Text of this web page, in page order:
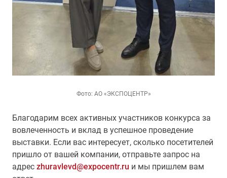
Фото: АО «ЭКСПОЦЕНТР»
Благодарим всех активных участников конкурса за
вовлеченность и вклад в успешное проведение
выставки. Если вас интересует, сколько посетителей
пришло от вашей компании, отправьте запрос на
адрес zhuravlevd@expocentr.ru и мы пришлем вам